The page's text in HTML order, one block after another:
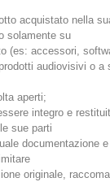
acquistato nella
solamente su
(es: accessori,
audiovisivi o a
aperti;
integro e
sue parti
documentazione
originale,